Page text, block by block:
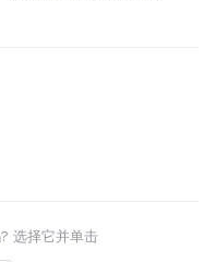
选择它并单击